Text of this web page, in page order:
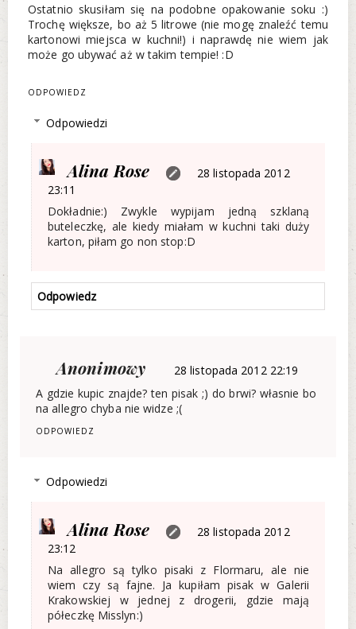
Ostatnio skusiłam się na podobne opakowanie soku :)
Trochę większe, bo aż 5 litrowe (nie mogę znaleźć temu
kartonowi miejsca w kuchni!) i naprawdę nie wiem jak
może go ubywać aż w takim tempie! :D
ODPOWIEDZ
Odpowiedzi
Alina Rose
28 listopada 2012
23:11
Dokładnie:) Zwykle wypijam jedną szklaną
buteleczkę, ale kiedy miałam w kuchni taki duży
karton, piłam go non stop:D
Odpowiedz
Anonimowy
28 listopada 2012 22:19
A gdzie kupic znajde? ten pisak ;) do brwi? własnie bo
na allegro chyba nie widze ;(
ODPOWIEDZ
Odpowiedzi
Alina Rose
28 listopada 2012
23:12
Na allegro są tylko pisaki z Flormaru, ale nie
wiem czy są fajne. Ja kupiłam pisak w Galerii
Krakowskiej w jednej z drogerii, gdzie mają
półeczkę Misslyn:)